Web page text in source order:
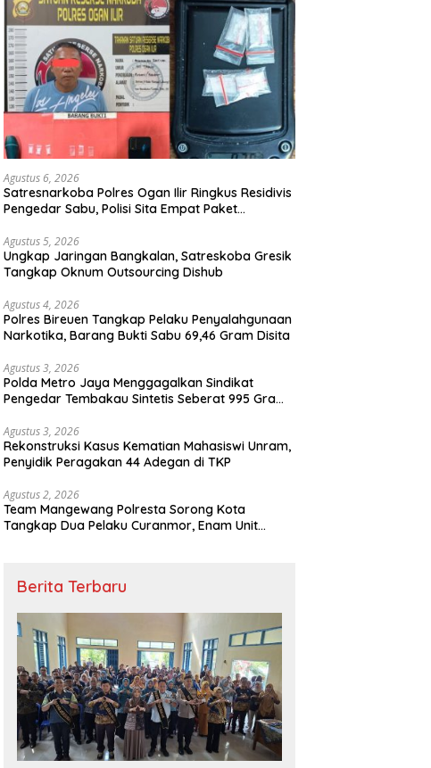
Agustus 6, 2026
Satresnarkoba Polres Ogan Ilir Ringkus Residivis
Pengedar Sabu, Polisi Sita Empat Paket
Agustus 5, 2026
Ungkap Jaringan Bangkalan, Satreskoba Gresik
Tangkap Oknum Outsourcing Dishub
Agustus 4, 2026
Polres Bireuen Tangkap Pelaku Penyalahgunaan
Narkotika, Barang Bukti Sabu 69,46 Gram Disita
Agustus 3, 2026
Polda Metro Jaya Menggagalkan Sindikat
Pengedar Tembakau Sintetis Seberat 995 Gram
Melalui Media Sosial
Agustus 3, 2026
Rekonstruksi Kasus Kematian Mahasiswi Unram,
Penyidik Peragakan 44 Adegan di TKP
Agustus 2, 2026
Team Mangewang Polresta Sorong Kota
Tangkap Dua Pelaku Curanmor, Enam Unit
Berita Terbaru